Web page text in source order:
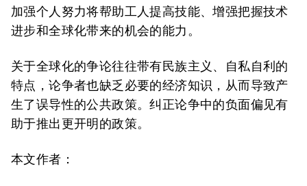
加强个人努力将帮助工人提高技能、增强把握技术
进步和全球化带来的机会的能力。
关于全球化的争论往往带有民族主义、自私自利的
特点，论争者也缺乏必要的经济知识，从而导致产
生了误导性的公共政策。纠正论争中的负面偏见有
助于推出更开明的政策。
本文作者：